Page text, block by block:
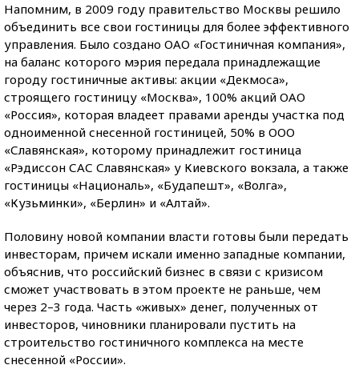
Напомним, в 2009 году правительство Москвы решило
объединить все свои гостиницы для более эффективного
управления. Было создано ОАО «Гостиничная компания»,
на баланс которого мэрия передала принадлежащие
городу гостиничные активы: акции «Декмоса»,
строящего гостиницу «Москва», 100% акций ОАО
«Россия», которая владеет правами аренды участка под
одноименной снесенной гостиницей, 50% в ООО
«Славянская», которому принадлежит гостиница
«Рэдиссон САС Славянская» у Киевского вокзала, а также
гостиницы «Националь», «Будапешт», «Волга»,
«Кузьминки», «Берлин» и «Алтай».
Половину новой компании власти готовы были передать
инвесторам, причем искали именно западные компании,
объяснив, что российский бизнес в связи с кризисом
сможет участвовать в этом проекте не раньше, чем
через 2–3 года. Часть «живых» денег, полученных от
инвесторов, чиновники планировали пустить на
строительство гостиничного комплекса на месте
снесенной «России».